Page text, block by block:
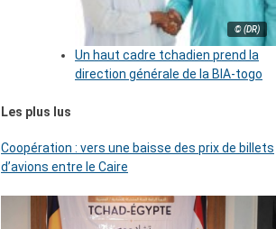
© (DR)
Un haut cadre tchadien prend la
direction générale de la BIA-togo
Les plus lus
Coopération : vers une baisse des prix de billets
d’avions entre le Caire